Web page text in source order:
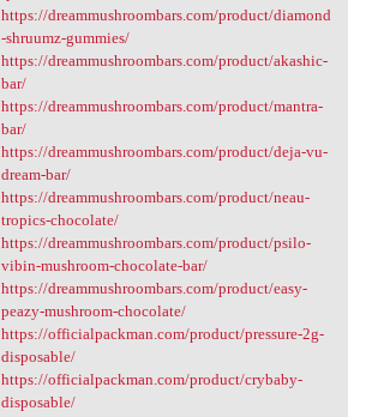
https://dreammushroombars.com/product/diamond
-shruumz-gummies/
https://dreammushroombars.com/product/akashic-
bar/
https://dreammushroombars.com/product/mantra-
bar/
https://dreammushroombars.com/product/deja-vu-
dream-bar/
https://dreammushroombars.com/product/neau-
tropics-chocolate/
https://dreammushroombars.com/product/psilo-
vibin-mushroom-chocolate-bar/
https://dreammushroombars.com/product/easy-
peazy-mushroom-chocolate/
https://officialpackman.com/product/pressure-2g-
disposable/
https://officialpackman.com/product/crybaby-
disposable/